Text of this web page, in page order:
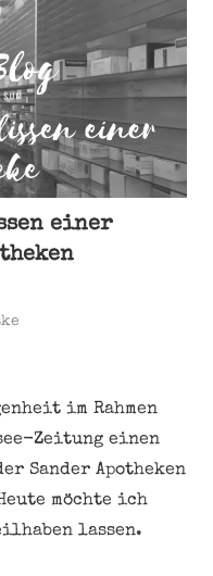
einer
im Rahmen
Zeitung einen
Sander Apotheken
möchte ich
lassen.